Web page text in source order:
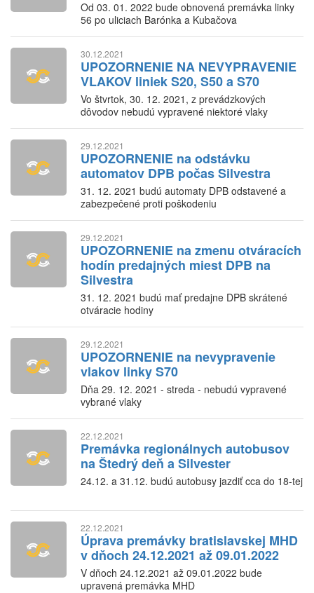
Od 03. 01. 2022 bude obnovená premávka linky
56 po uliciach Barónka a Kubačova
30.12.2021
UPOZORNENIE NA NEVYPRAVENIE
VLAKOV liniek S20, S50 a S70
Vo štvrtok, 30. 12. 2021, z prevádzkových
dôvodov nebudú vypravené niektoré vlaky
29.12.2021
UPOZORNENIE na odstávku
automatov DPB počas Silvestra
31. 12. 2021 budú automaty DPB odstavené a
zabezpečené proti poškodeniu
29.12.2021
UPOZORNENIE na zmenu otváracích
hodín predajných miest DPB na
Silvestra
31. 12. 2021 budú mať predajne DPB skrátené
otváracie hodiny
29.12.2021
UPOZORNENIE na nevypravenie
vlakov linky S70
Dňa 29. 12. 2021 - streda - nebudú vypravené
vybrané vlaky
22.12.2021
Premávka regionálnych autobusov
na Štedrý deň a Silvester
24.12. a 31.12. budú autobusy jazdiť cca do 18-tej
22.12.2021
Úprava premávky bratislavskej MHD
v dňoch 24.12.2021 až 09.01.2022
V dňoch 24.12.2021 až 09.01.2022 bude
upravená premávka MHD